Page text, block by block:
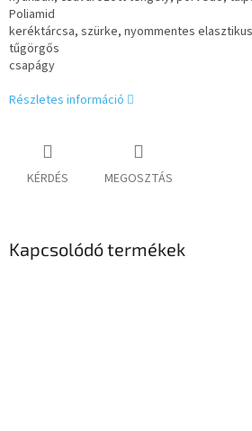
Poliamid
keréktárcsa, szürke, nyommentes
tűgörgős
csapágy
Részletes információ
KÉRDÉS MEGOSZTÁS
Kapcsolódó termékek